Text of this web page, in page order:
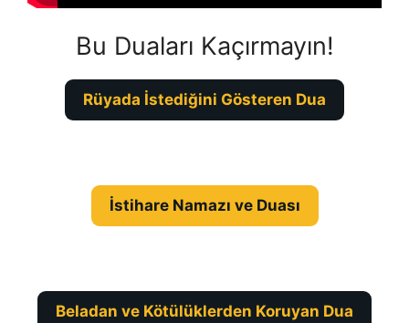
Bu Duaları Kaçırmayın!
Rüyada İstediğini Gösteren Dua
İstihare Namazı ve Duası
Beladan ve Kötülüklerden Koruyan Dua